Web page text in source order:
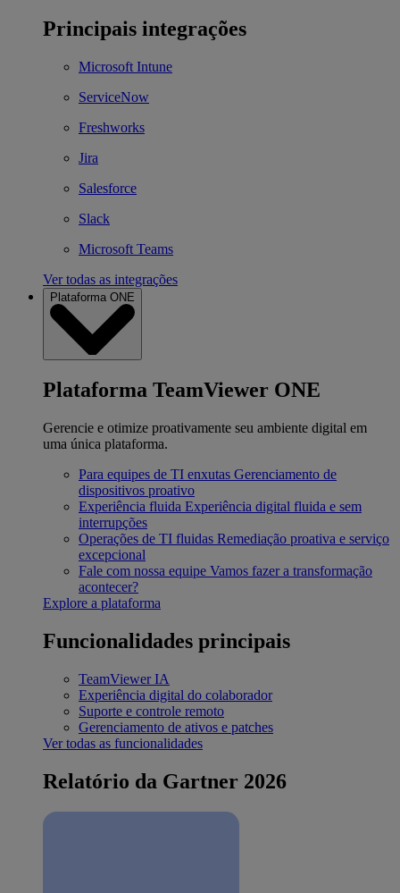
Principais integrações
Microsoft Intune
ServiceNow
Freshworks
Jira
Salesforce
Slack
Microsoft Teams
Ver todas as integrações
Plataforma ONE
Plataforma TeamViewer ONE
Gerencie e otimize proativamente seu ambiente digital em
uma única plataforma.
Para equipes de TI enxutas Gerenciamento de
dispositivos proativo
Experiência fluida Experiência digital fluida e sem
interrupções
Operações de TI fluidas Remediação proativa e serviço
excepcional
Fale com nossa equipe Vamos fazer a transformação
acontecer?
Explore a plataforma
Funcionalidades principais
TeamViewer IA
Experiência digital do colaborador
Suporte e controle remoto
Gerenciamento de ativos e patches
Ver todas as funcionalidades
Relatório da Gartner 2026